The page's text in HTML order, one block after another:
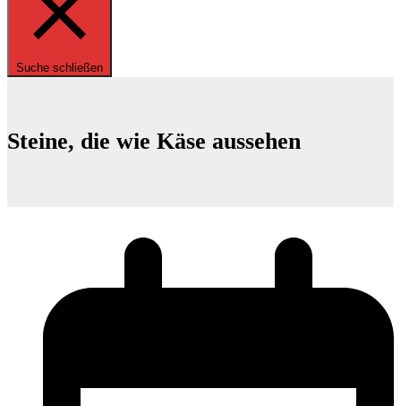
Suche schließen
Steine, die wie Käse aussehen